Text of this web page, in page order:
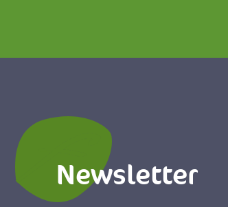
Newsletter